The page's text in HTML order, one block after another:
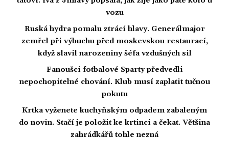
vozu
Ruská hydra pomalu ztrácí hlavy. Generálmajor
zemřel při výbuchu před moskevskou restaurací,
když slavil narozeniny šéfa vzdušných sil
Fanoušci fotbalové Sparty předvedli
nepochopitelné chování. Klub musí zaplatit tučnou
pokutu
Krtka vyženete kuchyňským odpadem zabaleným
do novin. Stačí je položit ke krtinci a čekat. Většina
zahrádkářů tohle nezná